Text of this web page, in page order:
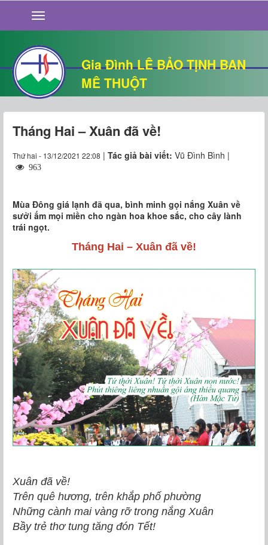
Gia Đình LÊ BẢO TỊNH BAN
MÊ THUỘT
GIỚI THIỆU
TIN TỨC
SỐNG ĐẠO
CHUYỆN NHÀ
QUÁN VĂN
THƯ GIÃN
Tháng Hai – Xuân đã về!
Thứ hai - 13/12/2021 22:08 | Tác giả bài viết: Vũ Đình Bình |
963
Mùa Đông giá lạnh đã qua, bình minh gọi nắng Xuân về
sưởi ấm mọi miền cho ngàn hoa khoe sắc, cho cây lành
trái ngọt.
Tháng Hai – Xuân đã về!
Xuân đã về!
Trên quê hương, trên khắp phố phường
Những cành mai vàng rỡ trong nắng Xuân
Bầy trẻ thơ tung tăng đón Tết!